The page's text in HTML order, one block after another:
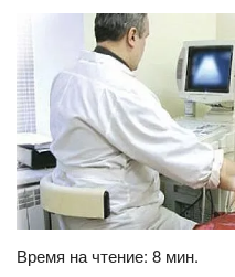
Время на чтение: 8 мин.